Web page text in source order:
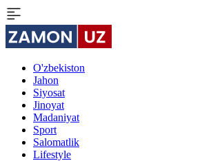
O'zbekiston
Jahon
Siyosat
Jinoyat
Madaniyat
Sport
Salomatlik
Lifestyle